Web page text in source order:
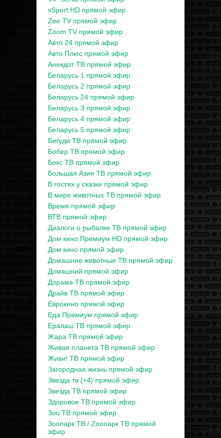
xSport HD прямой эфир
Zee TV прямой эфир
Zoom TV прямой эфир
Авто 24 прямой эфир
Авто Плюс прямой эфир
Анекдот ТВ прямой эфир
Беларусь 1 прямой эфир
Беларусь 2 прямой эфир
Беларусь 24 прямой эфир
Беларусь 3 прямой эфир
Беларусь 4 прямой эфир
Беларусь 5 прямой эфир
Бигуди ТВ прямой эфир
Бобер ТВ прямой эфир
Бокс ТВ прямой эфир
Большая Азия ТВ прямой эфир
В гостях у сказки прямой эфир
В мире животных ТВ прямой эфир
Время прямой эфир
ВТВ прямой эфир
Диалоги о рыбалке ТВ прямой эфир
Дом кино Премиум HD прямой эфир
Дом кино прямой эфир
Домашние животные ТВ прямой эфир
Домашний прямой эфир
Дорама ТВ прямой эфир
Драйв ТВ прямой эфир
Еврокино прямой эфир
Еда Премиум прямой эфир
Ералаш ТВ прямой эфир
Жара ТВ прямой эфир
Живая планета ТВ прямой эфир
Живи! ТВ прямой эфир
Загородная жизнь прямой эфир
Звезда тв (+4) прямой эфир
Звезда ТВ прямой эфир
Здоровое ТВ прямой эфир
Зоо ТВ прямой эфир
Зоопарк ТВ / Zooпарк ТВ прямой
эфир